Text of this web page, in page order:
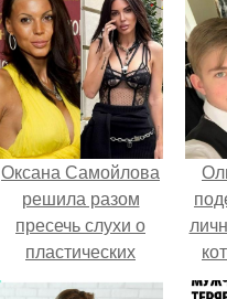
Оксана Самойлова
решила разом
пресечь слухи о
пластических
операциях и